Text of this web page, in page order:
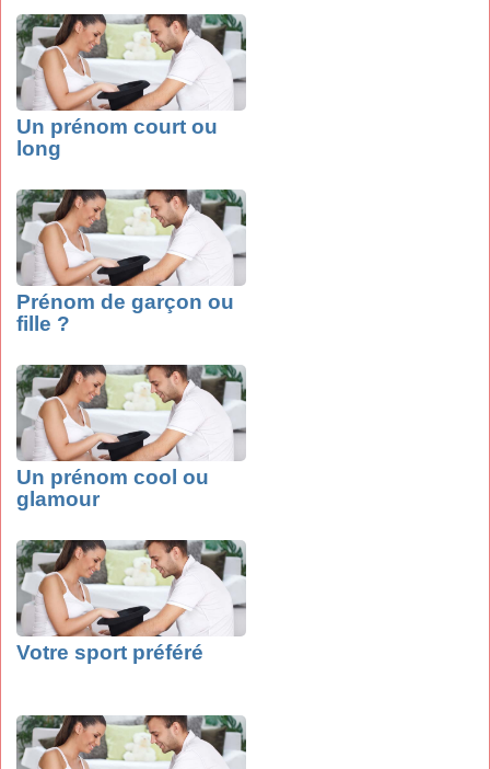
Un prénom court ou
long
Prénom de garçon ou
fille ?
Un prénom cool ou
glamour
Votre sport préféré